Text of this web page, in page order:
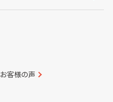
愛媛県
宮崎県
お客様の声